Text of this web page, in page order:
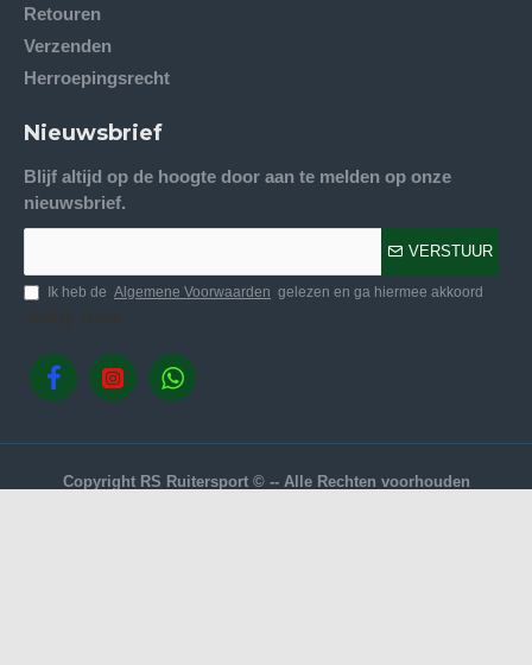
Retouren
Verzenden
Herroepingsrecht
Nieuwsbrief
Blijf altijd op de hoogte door aan te melden op onze
nieuwsbrief.
VERSTUUR
Ik heb de Algemene Voorwaarden gelezen en ga hiermee akkoord
Copyright RS Ruitersport © -- Alle Rechten voorhouden